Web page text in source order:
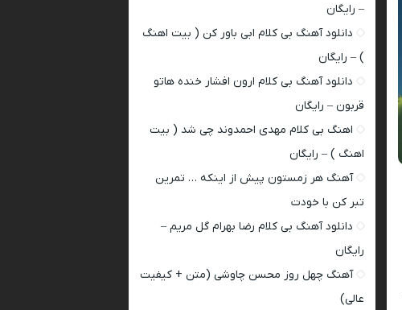
– رایگان
دانلود آهنگ بی کلام ابی باور کن ( بیت اهنگ
) – رایگان
دانلود آهنگ بی کلام ارون افشار خنده هاتو
قربون – رایگان
اهنگ بی کلام مهدی احمدوند چی شد ( بیت
اهنگ ) – رایگان
آهنگ هر زمستون پیش از اینکه … تمرین
تبر کن با خودت
دانلود آهنگ بی کلام رضا بهرام گل مریم –
رایگان
آهنگ چهل روز محسن چاوشی (متن + کیفیت
عالی)